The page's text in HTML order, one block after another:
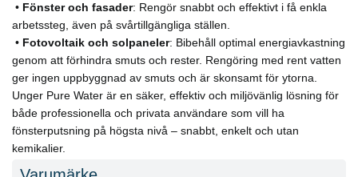
• Fönster och fasader: Rengör snabbt och effektivt i få enkla
arbetssteg, även på svårtillgängliga ställen.
• Fotovoltaik och solpaneler: Bibehåll optimal energiavkastning
genom att förhindra smuts och rester. Rengöring med rent vatten
ger ingen uppbyggnad av smuts och är skonsamt för ytorna.
Unger Pure Water är en säker, effektiv och miljövänlig lösning för
både professionella och privata användare som vill ha
fönsterputsning på högsta nivå – snabbt, enkelt och utan
kemikalier.